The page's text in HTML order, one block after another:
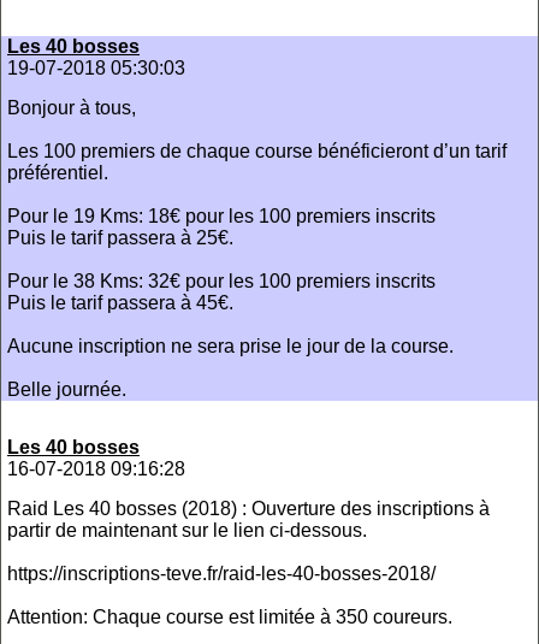
Les 40 bosses
19-07-2018 05:30:03
Bonjour à tous,
Les 100 premiers de chaque course bénéficieront d’un tarif
préférentiel.
Pour le 19 Kms: 18€ pour les 100 premiers inscrits
Puis le tarif passera à 25€.
Pour le 38 Kms: 32€ pour les 100 premiers inscrits
Puis le tarif passera à 45€.
Aucune inscription ne sera prise le jour de la course.
Belle journée.
Les 40 bosses
16-07-2018 09:16:28
Raid Les 40 bosses (2018) : Ouverture des inscriptions à
partir de maintenant sur le lien ci-dessous.
https://inscriptions-teve.fr/raid-les-40-bosses-2018/
Attention: Chaque course est limitée à 350 coureurs.